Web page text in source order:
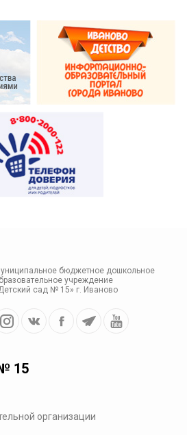
бюджетное дошкольное
учреждение
сад № 15» г. Иваново
15
организации